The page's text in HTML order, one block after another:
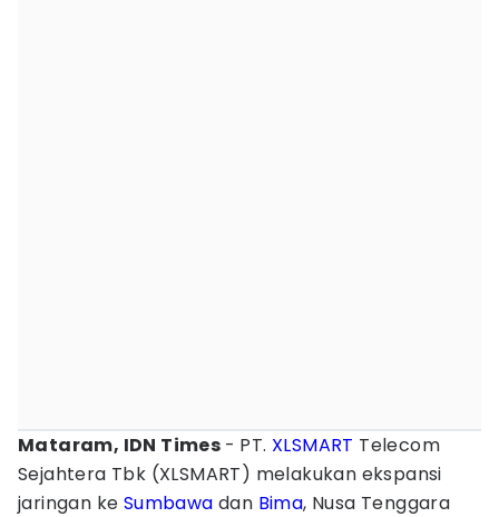
Mataram, IDN Times - PT. XLSMART Telecom
Sejahtera Tbk (XLSMART) melakukan ekspansi
jaringan ke Sumbawa dan Bima, Nusa Tenggara